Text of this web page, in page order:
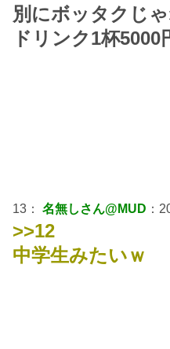
別にボッタクじ
ドリンク1杯
13： 名無しさん@MUD ：
>>12
中学生みたいｗ